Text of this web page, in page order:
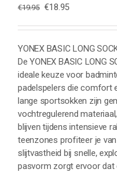
€19.95 Oorspronkelijke
was:
€19.95.
€18.95Huidige
is:
€18.95.
YONEX BASIC LONG
De YONEX BASIC LONG
ideale keuze voor
padelspelers die comfort
lange sportsokken zijn
vochtregulerend
blijven tijdens intensieve
teenzones profiteer je
slijtvastheid bij snelle,
pasvorm zorgt ervoor dat